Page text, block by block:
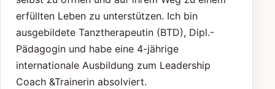
erfüllten Leben zu unterstützen. Ich bin
ausgebildete Tanztherapeutin (BTD), Dipl.-
Pädagogin und habe eine 4-jährige
internationale Ausbildung zum Leadership
Coach &Trainerin absolviert.